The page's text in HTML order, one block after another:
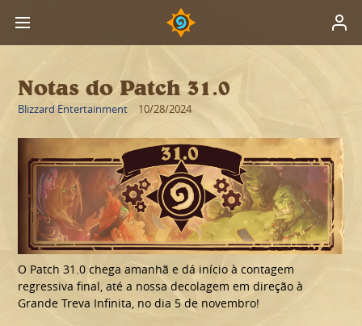
Notas do Patch 31.0
Blizzard Entertainment 10/28/2024
O Patch 31.0 chega amanhã e dá início à contagem
regressiva final, até a nossa decolagem em direção à
Grande Treva Infinita, no dia 5 de novembro!